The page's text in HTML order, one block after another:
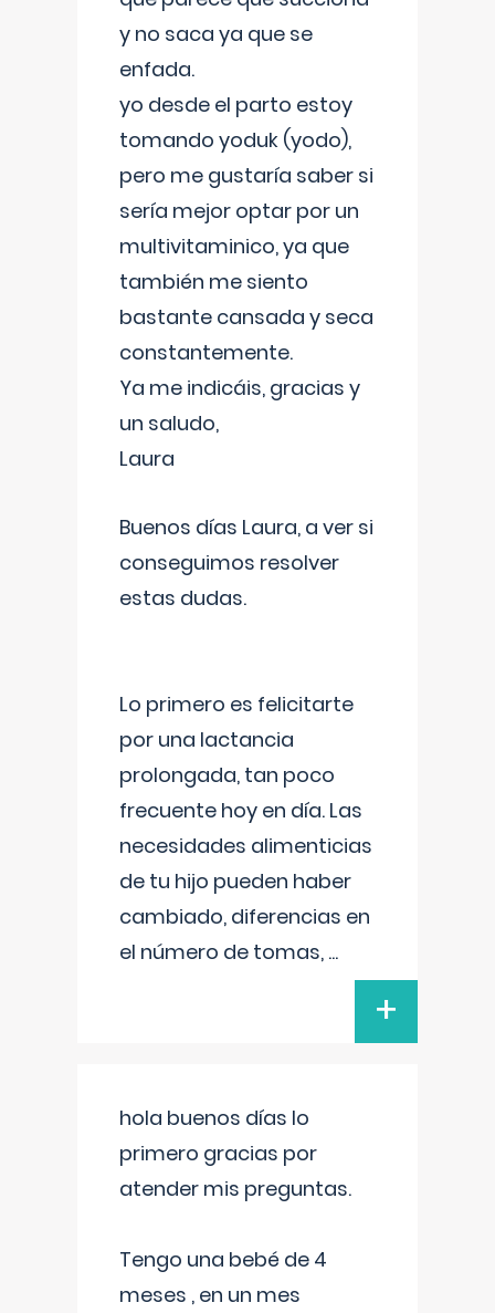
y no saca ya que se
enfada.
yo desde el parto estoy
tomando yoduk (yodo),
pero me gustaría saber si
sería mejor optar por un
multivitaminico, ya que
también me siento
bastante cansada y seca
constantemente.
Ya me indicáis, gracias y
un saludo,
Laura
Buenos días Laura, a ver si
conseguimos resolver
estas dudas.
Lo primero es felicitarte
por una lactancia
prolongada, tan poco
frecuente hoy en día. Las
necesidades alimenticias
de tu hijo pueden haber
cambiado, diferencias en
el número de tomas, ...
+
hola buenos días lo
primero gracias por
atender mis preguntas.
Tengo una bebé de 4
meses , en un mes